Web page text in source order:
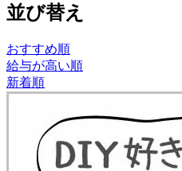
並び替え
おすすめ順
給与が高い順
新着順